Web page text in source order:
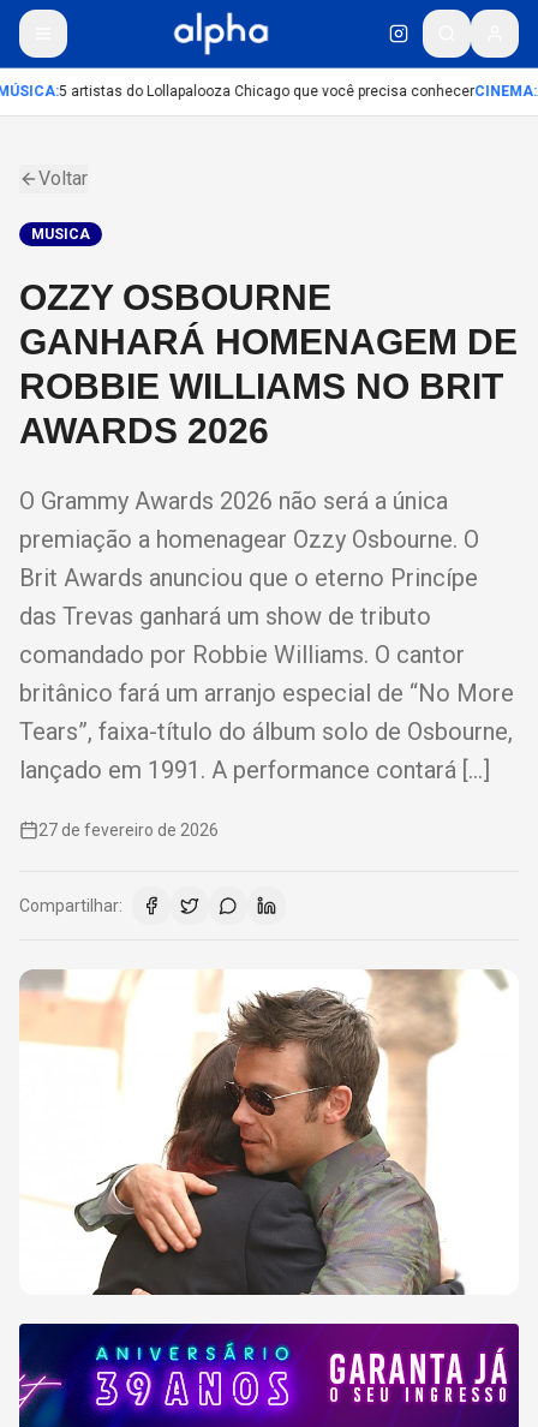
:5 artistas do Lollapalooza Chicago que você precisa conhecerCINEMA:
Voltar
MUSICA
OZZY OSBOURNE
GANHARÁ HOMENAGEM DE
ROBBIE WILLIAMS NO BRIT
AWARDS 2026
O Grammy Awards 2026 não será a única
premiação a homenagear Ozzy Osbourne. O
Brit Awards anunciou que o eterno Princípe
das Trevas ganhará um show de tributo
comandado por Robbie Williams. O cantor
britânico fará um arranjo especial de “No More
Tears”, faixa-título do álbum solo de Osbourne,
lançado em 1991. A performance contará […]
27 de fevereiro de 2026
Compartilhar: